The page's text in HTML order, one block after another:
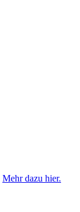
Mehr dazu hier.